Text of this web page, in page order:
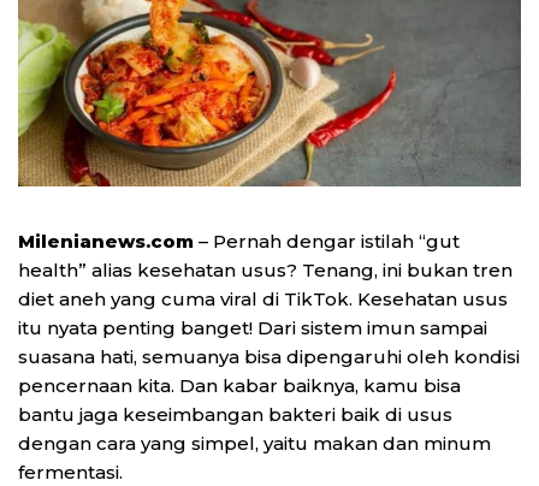
Milenianews.com – Pernah dengar istilah “gut
health” alias kesehatan usus? Tenang, ini bukan tren
diet aneh yang cuma viral di TikTok. Kesehatan usus
itu nyata penting banget! Dari sistem imun sampai
suasana hati, semuanya bisa dipengaruhi oleh kondisi
pencernaan kita. Dan kabar baiknya, kamu bisa
bantu jaga keseimbangan bakteri baik di usus
dengan cara yang simpel, yaitu makan dan minum
fermentasi.